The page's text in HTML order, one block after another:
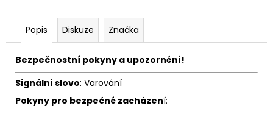
Popis Diskuze Značka
Bezpečnostní pokyny a upozornění!
Signální slovo: Varování
Pokyny pro bezpečné zacházení:
DEKANG
DESERT
SHIP
10ML
18MG
155
Kč
Původně: